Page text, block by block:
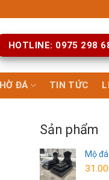
HOTLINE: 0975 298
ĐÁ TIN TỨC
Sản phẩm
Mộ